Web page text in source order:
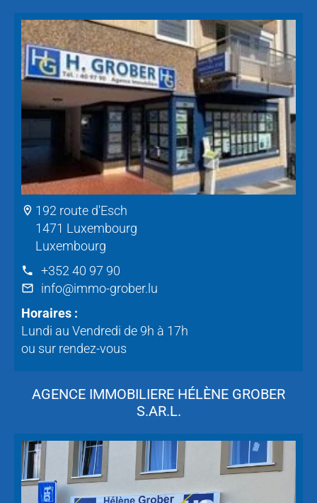
192 route d'Esch
1471 Luxembourg
Luxembourg
+352 40 97 90
info@immo-grober.lu
Horaires :
Lundi au Vendredi de 9h à 17h
ou sur rendez-vous
AGENCE IMMOBILIERE HÉLÈNE GROBER
S.AR.L.